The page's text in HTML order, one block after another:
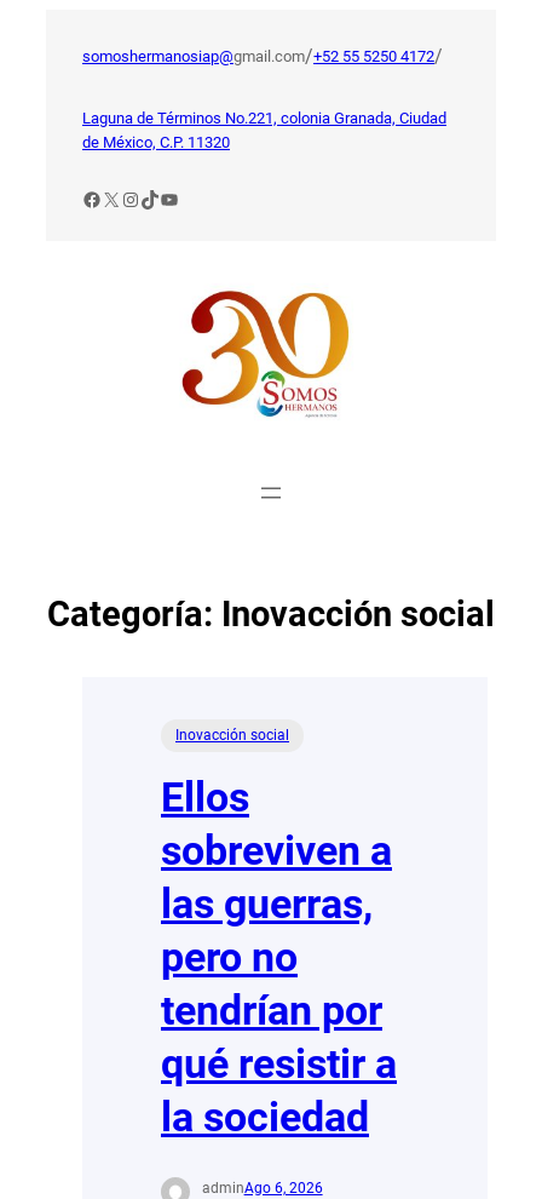
somoshermanosiap@gmail.com/+52 55 5250 4172/
Laguna de Términos No.221, colonia Granada, Ciudad
de México, C.P. 11320
Facebook
X Instagram
TikTok
YouTube
Categoría: Inovacción social
Inovacción social
Ellos
sobreviven a
las guerras,
pero no
tendrían por
qué resistir a
la sociedad
adminAgo 6, 2026